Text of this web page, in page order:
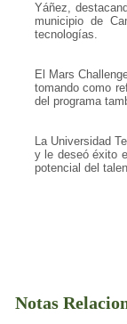
Yáñez,
municipio de
tecnologías.
El Mars
tomando como
del programa
La Universidad
y le deseó éxito
potencial del
Notas